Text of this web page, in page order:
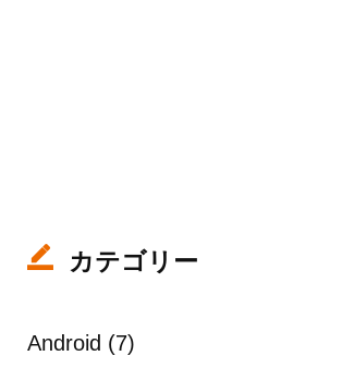
カテゴリー
Android (7)